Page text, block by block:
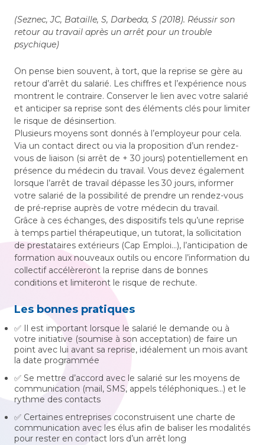
(Seznec, JC, Bataille, S, Darbeda, S (2018). Réussir son
retour au travail après un arrêt pour un trouble
psychique)
On pense bien souvent, à tort, que la reprise se gère au
retour d’arrêt du salarié. Les chiffres et l’expérience nous
montrent le contraire. Conserver le lien avec votre salarié
et anticiper sa reprise sont des éléments clés pour limiter
le risque de désinsertion.
Plusieurs moyens sont donnés à l’employeur pour cela.
Via un contact direct ou via la proposition d’un rendez-
vous de liaison (si arrêt de + 30 jours) potentiellement en
présence du médecin du travail. Vous devez également
lorsque l’arrêt de travail dépasse les 30 jours, informer
votre salarié de la possibilité de prendre un rendez-vous
de pré-reprise auprès de votre médecin du travail.
Grâce à ces échanges, des dispositifs tels qu’une reprise
à temps partiel thérapeutique, un tutorat, la sollicitation
de prestataires extérieurs (Cap Emploi…), l’anticipation de
formation aux nouveaux outils ou encore l’information du
collectif accélèreront la reprise dans de bonnes
conditions et limiteront le risque de rechute.
Les bonnes pratiques
✅ Il est important lorsque le salarié le demande ou à
votre initiative (soumise à son acceptation) de faire un
point avec lui avant sa reprise, idéalement un mois avant
la date programmée
✅ Se mettre d’accord avec le salarié sur les moyens de
communication (mail, SMS, appels téléphoniques…) et le
rythme des contacts
✅ Certaines entreprises coconstruisent une charte de
communication avec les élus afin de baliser les modalités
pour rester en contact lors d’un arrêt long